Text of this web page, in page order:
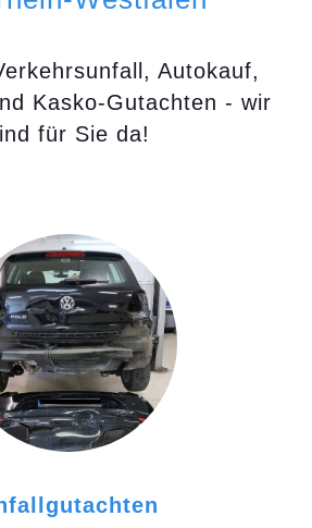
Autokauf,
Kasko-Gutachten - wir
für Sie da!